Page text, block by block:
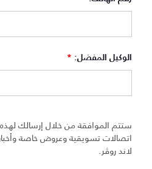
الوكيل المفضل: *
ستتم الموافقة من خلال إرسالك
اتصالات تسويقية وعروض خاصة
لاند روڤر.